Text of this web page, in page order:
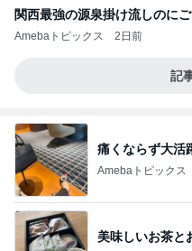
関西最強の源泉掛け流しのに
Amebaトピックス 2日前
記
痛くならず大活
Amebaトピックス
美味しいお茶と